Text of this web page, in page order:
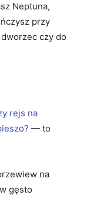
Neptuna,
przy
czy do
rejs na
— to
na
gęsto